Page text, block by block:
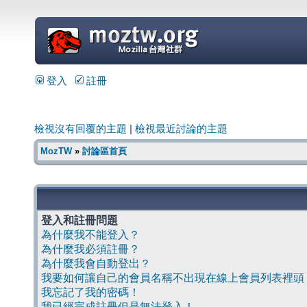
=
登入 註冊
檢視沒有回覆的主題 檢視最近討論的主題
MozTW» 討論區首頁
登入和註冊問題
為什麼我不能登入？
為什麼我必須註冊？
為什麼我會自動登出？
我要如何讓自己的會員名稱不出現在線上會員列表裡頭
我忘記了我的密碼！